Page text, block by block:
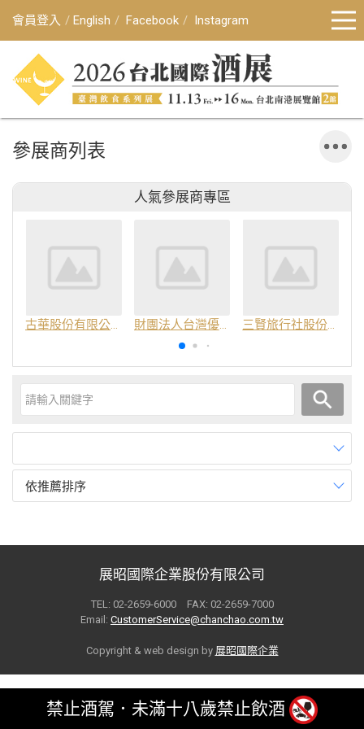
會員登入 English Facebook Instagram
參展商列表
人氣參展商專區
古華股份有限公司 財團法人台灣優良農產品發展協會 三賢旅行社股份有限公司
依推薦排序
展昭國際企業股份有限公司
TEL: 02-2659-6000 FAX: 02-2659-7000
Email: CustomerService@chanchao.com.tw
Copyright & web design by 展昭國際企業
禁止酒駕．未滿十八歲禁止飲酒